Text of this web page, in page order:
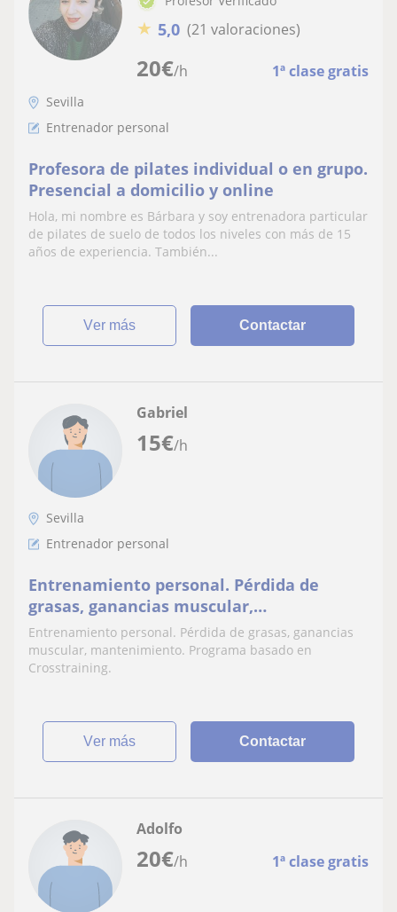
20€/h 1ª clase gratis
★ 5,0 (21 valoraciones)
Sevilla
Entrenador personal
Profesora de pilates individual o en grupo.
Presencial a domicilio y online
Hola, mi nombre es Bárbara y soy entrenadora particular
de pilates de suelo de todos los niveles con más de 15
años de experiencia. También...
ver más Contactar
15€/h
Gabriel
Sevilla
Entrenador personal
Entrenamiento personal. Pérdida de
grasas, ganancias muscular,
mantenimiento. Programa basado en
Crosstraining
Entrenamiento personal. Pérdida de grasas, ganancias
muscular, mantenimiento. Programa basado en
Crosstraining.
ver más Contactar
20€/h 1ª clase gratis
Adolfo